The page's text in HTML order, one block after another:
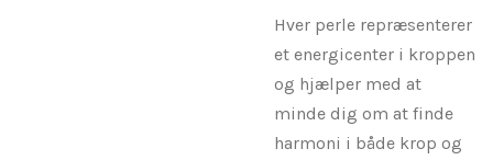
Hver perle repræsenterer
et energicenter i kroppen
og hjælper med at
minde dig om at finde
harmoni i både krop og